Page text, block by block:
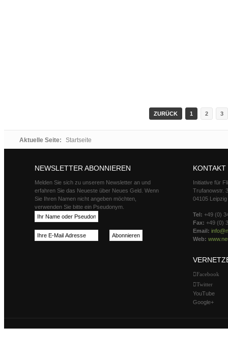
ZURÜCK 1 2 3
Aktuelle Seite: Startseite
NEWSLETTER ABONNIEREN
Melden Sie sich zu unserem Newsletter an und
erfahren Sie das Neueste über Neues Geld. Wenn
Sie Ihren Namen nicht angeben möchten,
verwenden Sie bitte ein Pseudonym.
KONTAKT
Initiative für
Trufanowstr.
04105 Leipzig
Tel: +49 (0)
Fax: +49 (0)
Email:
Web:
Facebook
Twitter
YouTube
Google+